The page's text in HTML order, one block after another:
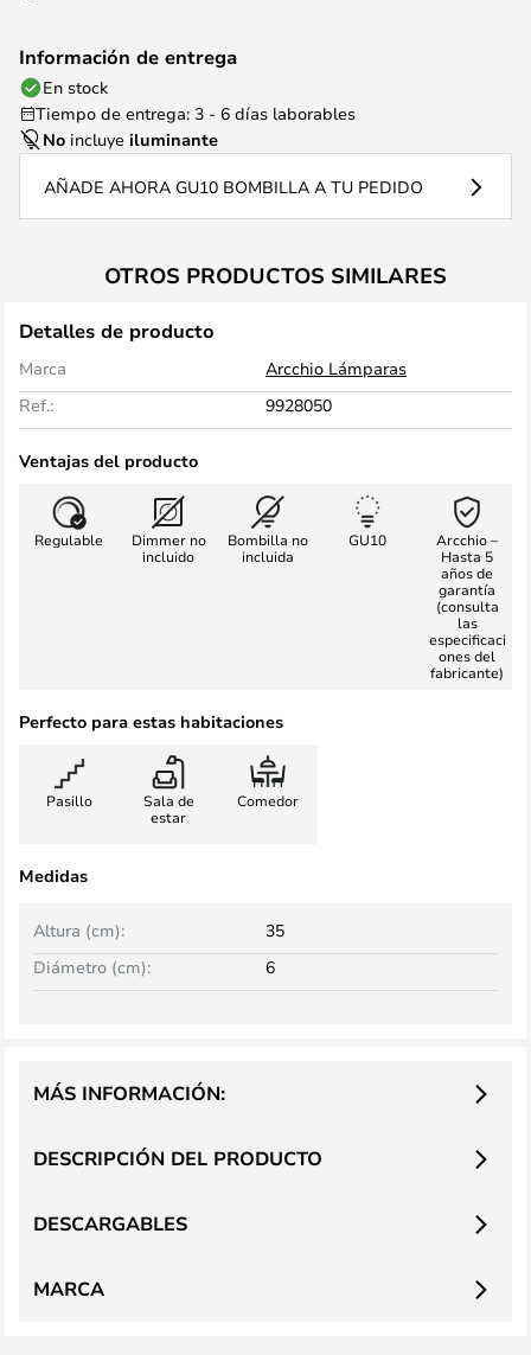
Información de entrega
En stock
Tiempo de entrega: 3 - 6 días laborables
No incluye iluminante
AÑADE AHORA GU10 BOMBILLA A TU PEDIDO
OTROS PRODUCTOS SIMILARES
Detalles de producto
Marca
Arcchio Lámparas
Ref.:
9928050
Ventajas del producto
Regulable
Dimmer no
incluido
Bombilla no
incluida
GU10
Arcchio –
Hasta 5
años de
garantía
(consulta
las
especificaci
ones del
fabricante)
Perfecto para estas habitaciones
Pasillo
Sala de
estar
Comedor
Medidas
Altura (cm):
35
Diámetro (cm):
6
DESCRIPCIÓN DEL PRODUCTO
MÁS INFORMACIÓN:
DESCARGABLES
MARCA